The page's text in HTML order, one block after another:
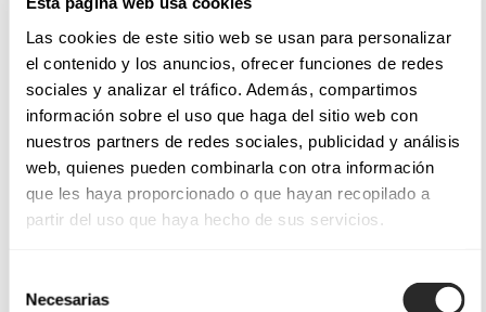
Las cookies de este sitio web se usan para personalizar
el contenido y los anuncios, ofrecer funciones de redes
sociales y analizar el tráfico. Además, compartimos
información sobre el uso que haga del sitio web con
nuestros partners de redes sociales, publicidad y análisis
web, quienes pueden combinarla con otra información
que les haya proporcionado o que hayan recopilado a
partir del uso que haya hecho de sus servicios.
Necesarias